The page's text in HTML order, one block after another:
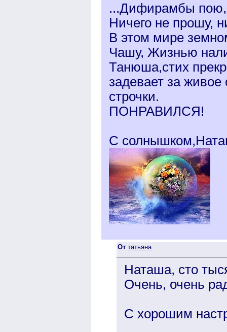
...Дифирамбы пою,
Ничего не прошу,
В этом мире
Чашу, Жизнью
Танюша,стих
задевает за
строчки.
ПОНРАВИЛСЯ!
С
От татьяна
Наташа, сто
Очень, очень
С хорошим